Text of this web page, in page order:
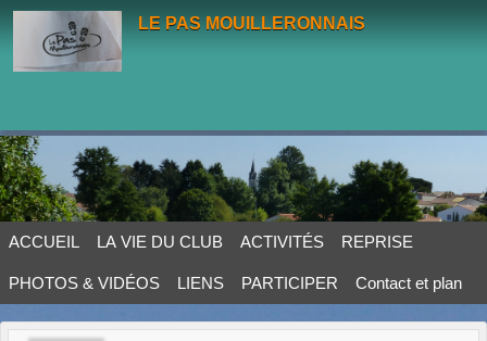
LE PAS MOUILLERONNAIS
ACCUEIL LA VIE DU CLUB ACTIVITÉS REPRISE
PHOTOS & VIDÉOS LIENS PARTICIPER Contact et plan
Panneau de gestion des cookies